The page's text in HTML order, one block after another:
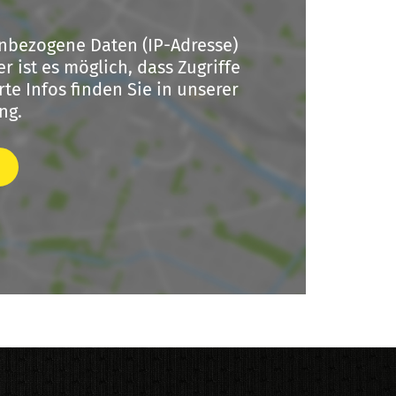
Daten (IP-Adresse)
ist es möglich, dass Zugriffe
Infos finden Sie in unserer